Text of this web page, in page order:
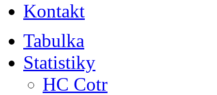
Kontakt
Tabulka
Statistiky
HC Cotr